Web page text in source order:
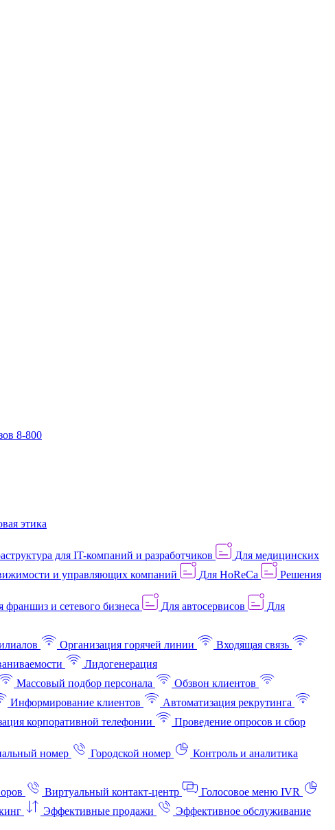
8-800
этика
для IT-компаний и разработчиков
Для медицинских
и управляющих компаний Для HoReCa
Решения
франшиз и сетевого бизнеса Для автосервисов
Для
Организация горячей линии
Входящая связь
Лидогенерация
Массовый подбор персонала
Обзвон клиентов
Информирование клиентов
Автоматизация рекрутинга
корпоративной телефонии
Проведение опросов и сбор
номер Городской номер
Контроль и аналитика
Виртуальный контакт‑центр
Голосовое меню IVR
Эффективные продажи
Эффективное обслуживание